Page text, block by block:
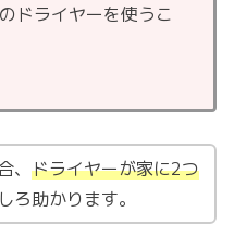
のドライヤーを使うこ
ドライヤーが家に2つ
ろ助かります。